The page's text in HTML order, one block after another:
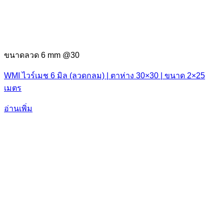
ขนาดลวด 6 mm @30
WMI ไวร์เมช 6 มิล (ลวดกลม) | ตาห่าง 30×30 | ขนาด 2×25
เมตร
อ่านเพิ่ม